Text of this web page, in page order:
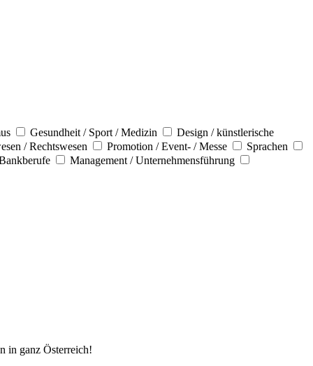
Gesundheit / Sport / Medizin
Design / künstlerische
/ Rechtswesen
Promotion / Event- / Messe
Sprachen
Management / Unternehmensführung
in ganz Österreich!